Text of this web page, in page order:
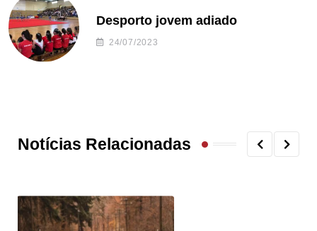
Desporto jovem adiado
24/07/2023
Notícias Relacionadas